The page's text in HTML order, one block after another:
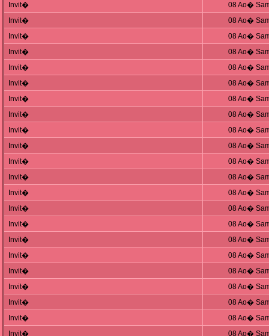
Invit�
08 Ao�
Invit�
08 Ao�
Invit�
08 Ao�
Invit�
08 Ao�
Invit�
08 Ao�
Invit�
08 Ao�
Invit�
08 Ao�
Invit�
08 Ao�
Invit�
08 Ao�
Invit�
08 Ao�
Invit�
08 Ao�
Invit�
08 Ao�
Invit�
08 Ao�
Invit�
08 Ao�
Invit�
08 Ao�
Invit�
08 Ao�
Invit�
08 Ao�
Invit�
08 Ao�
Invit�
08 Ao�
Invit�
08 Ao�
Invit�
08 Ao�
Invit�
08 Ao�